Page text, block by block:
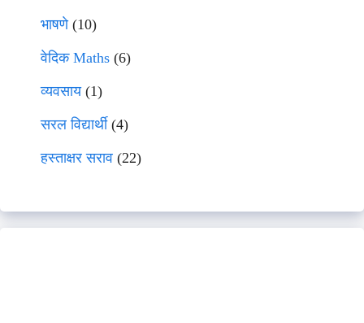
भाषणे(10)
वेदिक Maths (6)
व्यवसाय(1)
सरल विद्यार्थी(4)
हस्ताक्षर सराव (22)